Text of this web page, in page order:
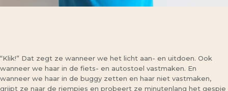
“Klik!” Dat zegt ze wanneer we het licht aan- en uitdoen. Ook
wanneer we haar in de fiets- en autostoel vastmaken. En
wanneer we haar in de buggy zetten en haar niet vastmaken,
grijpt ze naar de riempjes en probeert ze minutenlang het gespje